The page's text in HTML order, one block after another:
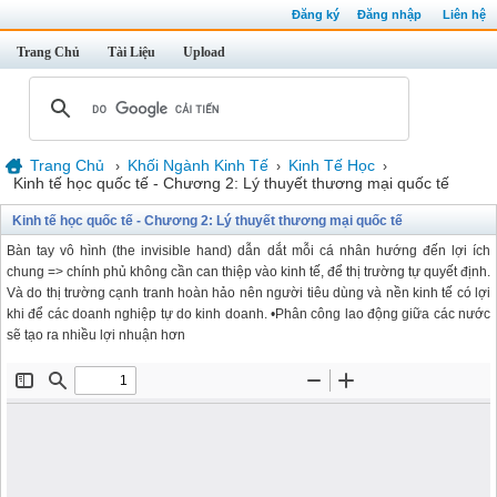
Đăng ký Đăng nhập Liên hệ
Trang Chủ Tài Liệu Upload
Trang Chủ › Khối Ngành Kinh Tế › Kinh Tế Học ›
Kinh tế học quốc tế - Chương 2: Lý thuyết thương mại quốc tế
Kinh tế học quốc tế - Chương 2: Lý thuyết thương mại quốc tế
Bàn tay vô hình (the invisible hand) dẫn dắt mỗi cá nhân hướng đến lợi ích
chung => chính phủ không cần can thiệp vào kinh tế, để thị trường tự quyết định.
Và do thị trường cạnh tranh hoàn hảo nên người tiêu dùng và nền kinh tế có lợi
khi để các doanh nghiệp tự do kinh doanh. •Phân công lao động giữa các nước
sẽ tạo ra nhiều lợi nhuận hơn